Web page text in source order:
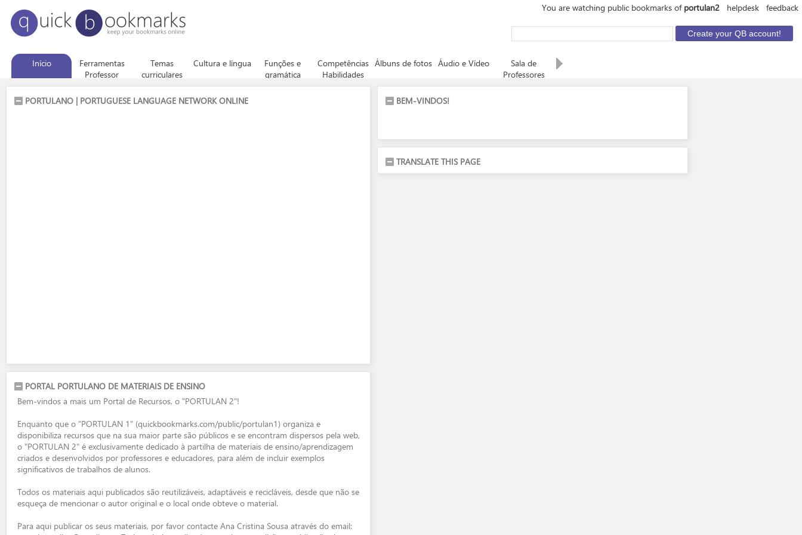
You are watching public bookmarks of portulan2 helpdesk feedback
Início
Ferramentas
Professor
Temas
curriculares
Cultura e língua
Funções e
gramática
Competências
Habilidades
Álbuns de fotos Áudio e Vídeo
Sala de
Professores
PORTULANO | PORTUGUESE LANGUAGE NETWORK ONLINE
PORTAL PORTULANO DE MATERIAIS DE ENSINO
Bem-vindos a mais um Portal de Recursos, o "PORTULAN 2"!
Enquanto que o "PORTULAN 1" (quickbookmarks.com/public/portulan1) organiza e
disponibiliza recursos que na sua maior parte são públicos e se encontram dispersos pela web,
o "PORTULAN 2" é exclusivamente dedicado à partilha de materiais de ensino/aprendizagem
criados e desenvolvidos por professores e educadores, para além de incluir exemplos
significativos de trabalhos de alunos.
Todos os materiais aqui publicados são reutilizáveis, adaptáveis e recicláveis, desde que não se
esqueça de mencionar o autor original e o local onde obteve o material.
Para aqui publicar os seus materiais, por favor contacte Ana Cristina Sousa através do email:
BEM-VINDOS!
TRANSLATE THIS PAGE